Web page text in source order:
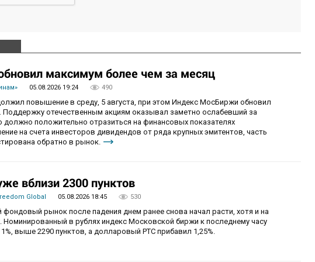
максимум более чем за месяц
05.08.2026 19:24 490
повышение в среду, 5 августа, при этом Индекс МосБиржи обновил
Поддержку отечественным акциям оказывал заметно ослабевший за
должно положительно отразиться на финансовых показателях
на счета инвесторов дивидендов от ряда крупных эмитентов, часть
обратно в рынок.
вблизи 2300 пунктов
Global 05.08.2026 18:45 530
фондовый рынок после падения днем ранее снова начал расти, хотя и на
Номинированный в рублях индекс Московской биржи к последнему часу
выше 2290 пунктов, а долларовый РТС прибавил 1,25%.